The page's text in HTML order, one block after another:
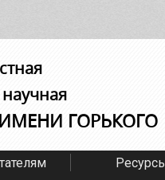
ГОРЬКОГО